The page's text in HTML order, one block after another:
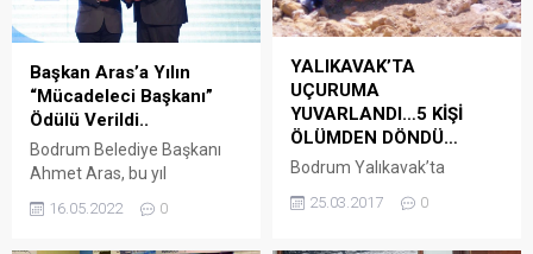
Başkan Aras’a Yılın
“Mücadeleci Başkanı”
Ödülü Verildi..
Bodrum Belediye Başkanı
Ahmet Aras, bu yıl
Mumcu’yu Anma ve Ödül
16.05.2022 0
YALIKAVAK’TA
UÇURUMA
YUVARLANDI…5 KİŞİ
ÖLÜMDEN DÖNDÜ…
Bodrum Yalıkavak’ta
kazada bir otomobil
25.03.2017 0